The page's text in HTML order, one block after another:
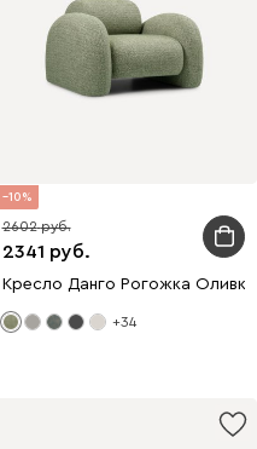
10
2341
2602
Кресло Данго Рогожка
+34